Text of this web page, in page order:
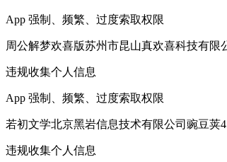
App 强制、频繁、过度索取权限
周公解梦欢喜版苏州市昆山真欢喜科技有限
违规收集个人信息
App 强制、频繁、过度索取权限
若初文学北京黑岩信息技术有限公司豌豆荚
违规收集个人信息